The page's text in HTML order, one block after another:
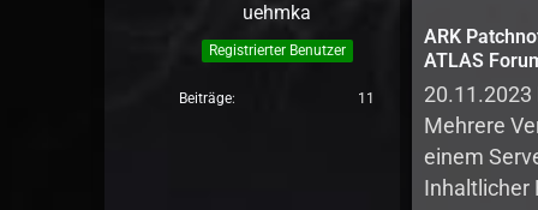
uehmka
Registrierter Benutzer
Beiträge 11
ARK
ATLAS
Evolved,
MMO
20.11.2023
Mehrere
einem
Inhaltlicher